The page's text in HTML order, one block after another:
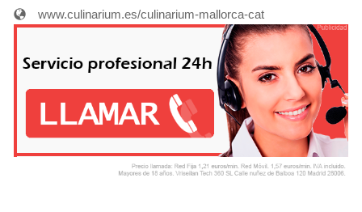
www.culinarium.es/culinarium-mallorca-cat